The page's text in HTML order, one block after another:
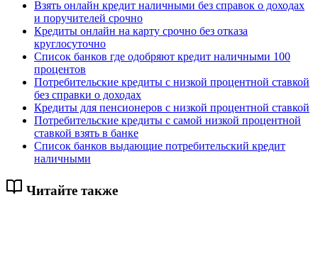
Взять онлайн кредит наличными без справок о доходах
и поручителей срочно
Кредиты онлайн на карту срочно без отказа
круглосуточно
Список банков где одобряют кредит наличными 100
процентов
Потребительские кредиты с низкой процентной ставкой
без справки о доходах
Кредиты для пенсионеров с низкой процентной ставкой
Потребительские кредиты с самой низкой процентной
ставкой взять в банке
Список банков выдающие потребительский кредит
наличными
Читайте также